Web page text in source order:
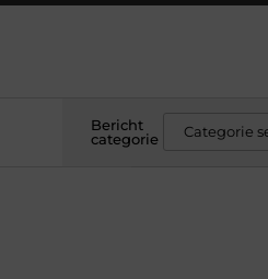
Bericht
categorie